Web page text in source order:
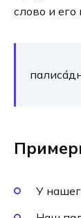
слово и его
У